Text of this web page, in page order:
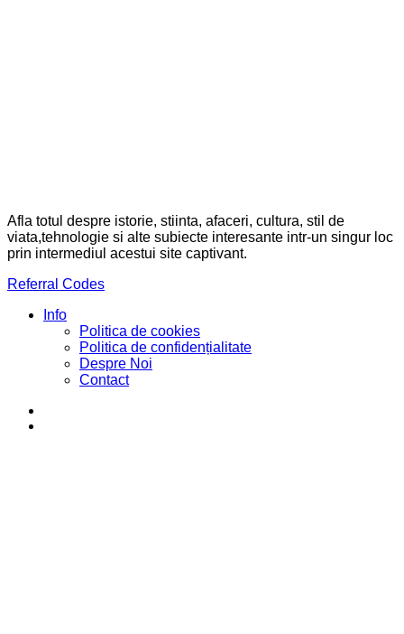
Afla totul despre istorie, stiinta, afaceri, cultura, stil de
viata,tehnologie si alte subiecte interesante intr-un singur loc
prin intermediul acestui site captivant.
Referral Codes
Info
Politica de cookies
Politica de confidențialitate
Despre Noi
Contact